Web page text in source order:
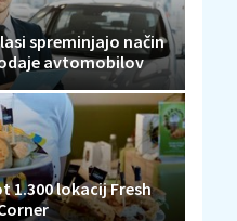
spreminjajo način
avtomobilov
1.300 lokacij Fresh